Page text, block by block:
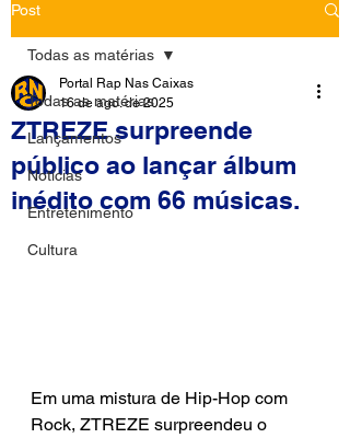
Post
Todas as matérias
Lançamentos
Notícias
Entretenimento
Cultura
Todas as matérias
ZTREZE surpreende
público ao lançar álbum
inédito com 66 músicas.
Portal Rap Nas Caixas
16 de ago. de 2025
Em uma mistura de Hip-Hop com
Rock, ZTREZE surpreendeu o